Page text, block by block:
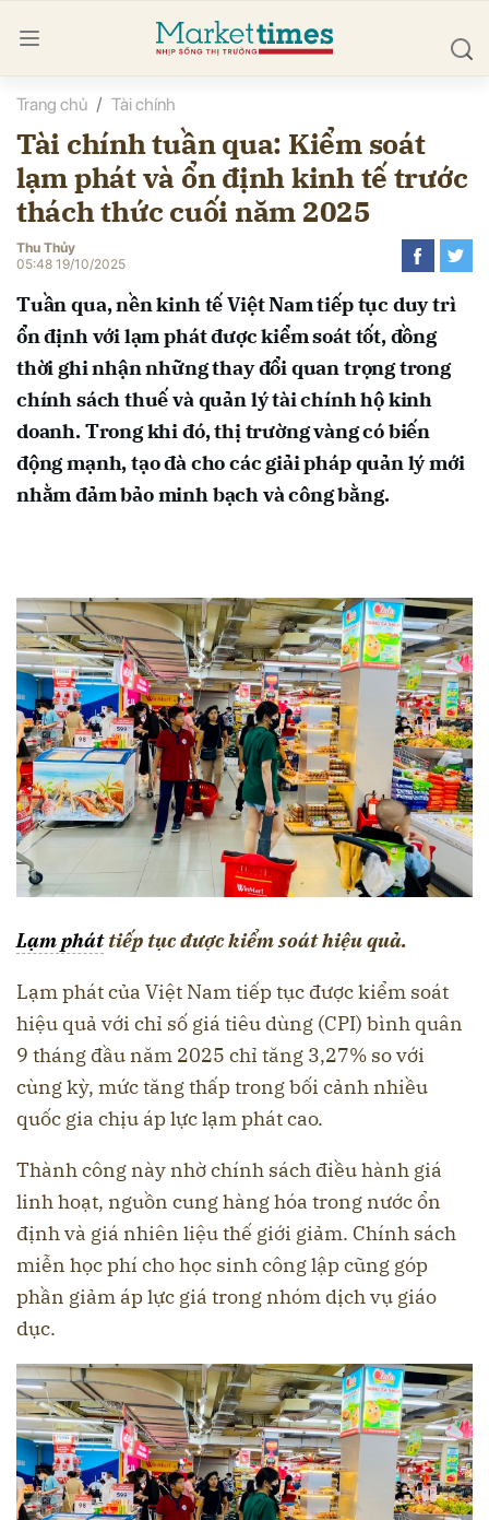
Trang chủ Tài chính
Tài chính tuần qua: Kiểm soát
lạm phát và ổn định kinh tế trước
thách thức cuối năm 2025
Thu Thủy
05:48 19/10/2025
Tuần qua, nền kinh tế Việt Nam tiếp tục duy trì
ổn định với lạm phát được kiểm soát tốt, đồng
thời ghi nhận những thay đổi quan trọng trong
chính sách thuế và quản lý tài chính hộ kinh
doanh. Trong khi đó, thị trường vàng có biến
động mạnh, tạo đà cho các giải pháp quản lý mới
nhằm đảm bảo minh bạch và công bằng.
Lạm pháttiếp tục được kiểm soát hiệu quả.
Lạm phát của Việt Nam tiếp tục được kiểm soát
hiệu quả với chỉ số giá tiêu dùng (CPI) bình quân
9 tháng đầu năm 2025 chỉ tăng 3,27% so với
cùng kỳ, mức tăng thấp trong bối cảnh nhiều
quốc gia chịu áp lực lạm phát cao.
Thành công này nhờ chính sách điều hành giá
linh hoạt, nguồn cung hàng hóa trong nước ổn
định và giá nhiên liệu thế giới giảm. Chính sách
miễn học phí cho học sinh công lập cũng góp
phần giảm áp lực giá trong nhóm dịch vụ giáo
dục.
luận
Hủy